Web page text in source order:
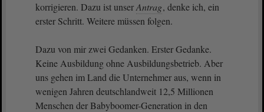
korrigieren. Dazu ist unserAntrag, denke ich, ein
erster Schritt. Weitere müssen folgen.
Dazu von mir zwei Gedanken. Erster Gedanke.
Keine Ausbildung ohne Ausbildungsbetrieb. Aber
uns gehen im Land die Unternehmer aus, wenn in
wenigen Jahren deutschlandweit 12,5 Millionen
Menschen der Babyboomer-Generation in den